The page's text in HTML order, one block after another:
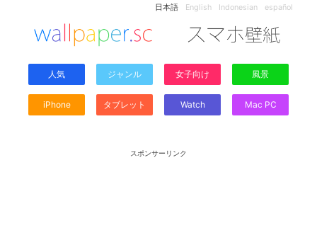
日本語 English Indonesian español
人気 ジャンル 女子向け 風景
iPhone タブレット Watch Mac PC
スポンサーリンク